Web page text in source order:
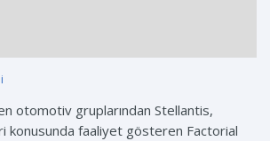
otomotiv gruplarından Stellantis,
konusunda faaliyet gösteren Factorial